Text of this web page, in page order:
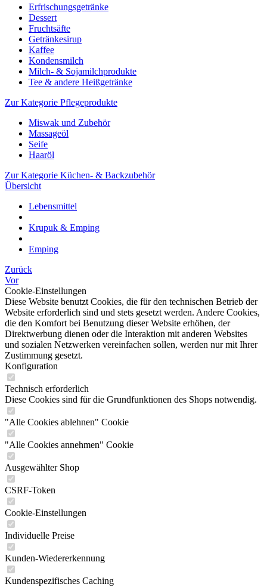
Erfrischungsgetränke
Dessert
Fruchtsäfte
Getränkesirup
Kaffee
Kondensmilch
Milch- & Sojamilchprodukte
Tee & andere Heißgetränke
Zur Kategorie Pflegeprodukte
Miswak und Zubehör
Massageöl
Seife
Haaröl
Zur Kategorie Küchen- & Backzubehör
Übersicht
Lebensmittel
Krupuk & Emping
Emping
Zurück
Vor
Cookie-Einstellungen
Diese Website benutzt Cookies, die für den technischen Betrieb der
Website erforderlich sind und stets gesetzt werden. Andere Cookies,
die den Komfort bei Benutzung dieser Website erhöhen, der
Direktwerbung dienen oder die Interaktion mit anderen Websites
und sozialen Netzwerken vereinfachen sollen, werden nur mit Ihrer
Zustimmung gesetzt.
Konfiguration
Technisch erforderlich
Diese Cookies sind für die Grundfunktionen des Shops notwendig.
"Alle Cookies ablehnen" Cookie
"Alle Cookies annehmen" Cookie
Ausgewählter Shop
CSRF-Token
Cookie-Einstellungen
Individuelle Preise
Kunden-Wiedererkennung
Kundenspezifisches Caching